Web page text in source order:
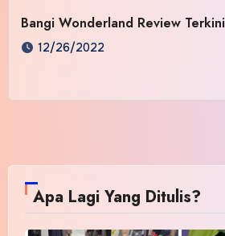
Bangi Wonderland Review Terkini
12/26/2022
Apa Lagi Yang Ditulis?